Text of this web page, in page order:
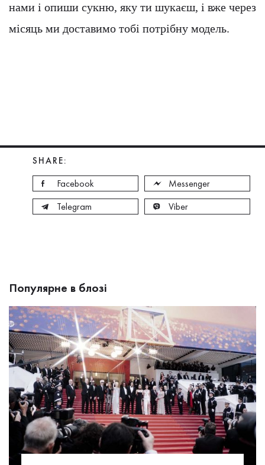
нами і опиши сукню, яку ти шукаєш, і вже через
місяць ми доставимо тобі потрібну модель.
SHARE:
Facebook
Messenger
Telegram
Viber
Популярне в блозі